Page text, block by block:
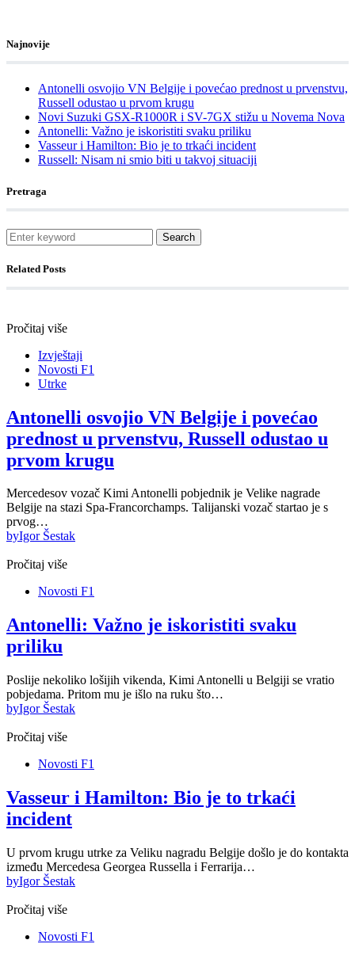
Najnovije
Antonelli osvojio VN Belgije i povećao prednost u prvenstvu,
Russell odustao u prvom krugu
Novi Suzuki GSX-R1000R i SV-7GX stižu u Novema Nova
Antonelli: Važno je iskoristiti svaku priliku
Vasseur i Hamilton: Bio je to trkaći incident
Russell: Nisam ni smio biti u takvoj situaciji
Pretraga
Search
Related Posts
Pročitaj više
Izvještaji
Novosti F1
Utrke
Antonelli osvojio VN Belgije i povećao
prednost u prvenstvu, Russell odustao u
prvom krugu
Mercedesov vozač Kimi Antonelli pobjednik je Velike nagrade
Belgije na stazi Spa-Francorchamps. Talijanski vozač startao je s
prvog…
byIgor Šestak
Pročitaj više
Novosti F1
Antonelli: Važno je iskoristiti svaku
priliku
Poslije nekoliko lošijih vikenda, Kimi Antonelli u Belgiji se vratio
pobjedama. Pritom mu je išlo na ruku što…
byIgor Šestak
Pročitaj više
Novosti F1
Vasseur i Hamilton: Bio je to trkaći
incident
U prvom krugu utrke za Veliku nagradu Belgije došlo je do kontakta
između Mercedesa Georgea Russella i Ferrarija…
byIgor Šestak
Pročitaj više
Novosti F1